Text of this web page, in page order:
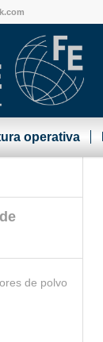
operativa
de polvo